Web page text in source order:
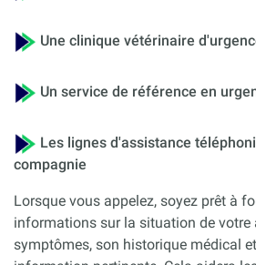
Une clinique vétérinaire
Un service de référence en
Les lignes d'assistance
compagnie
Lorsque vous appelez, soyez prêt à
informations sur la situation de votre
symptômes, son historique médical